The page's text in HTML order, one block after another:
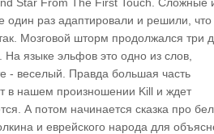
раз адаптировали и решили, что
Мозговой шторм продолжался три
языке эльфов это одно из слов,
- веселый. Правда большая часть
в нашем произношении Kill и ждет
А потом начинается сказка про
и еврейского народа для